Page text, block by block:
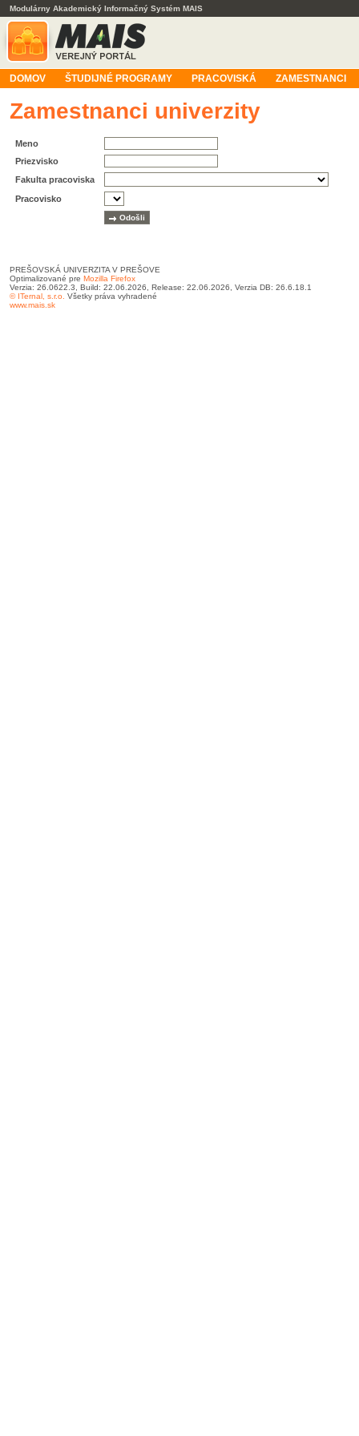
Modulárny Akademický Informačný Systém MAIS
DOMOV ŠTUDIJNÉ PROGRAMY PRACOVISKÁ ZAMESTNANCI
Zamestnanci univerzity
Meno
Priezvisko
Fakulta pracoviska
Pracovisko
PREŠOVSKÁ UNIVERZITA V PREŠOVE
Optimalizované pre Mozilla Firefox
Verzia: 26.0622.3, Build: 22.06.2026, Release: 22.06.2026, Verzia DB: 26.6.18.1
© ITernal, s.r.o. Všetky práva vyhradené
www.mais.sk